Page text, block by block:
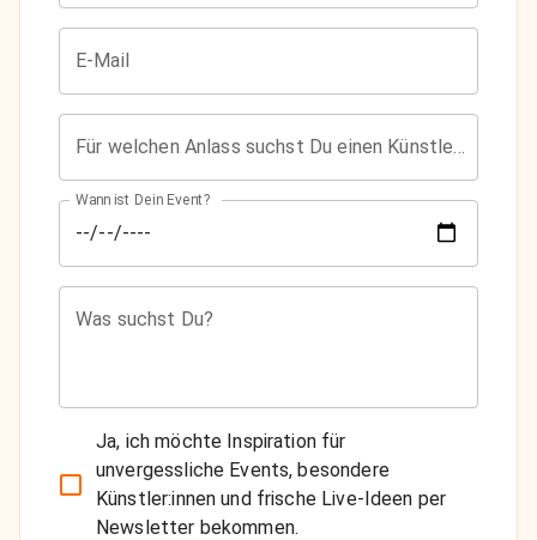
E-Mail
Wann ist Dein Event?
Was suchst Du?
Ja, ich möchte Inspiration für
unvergessliche Events, besondere
Künstler:innen und frische Live-Ideen per
Newsletter bekommen.